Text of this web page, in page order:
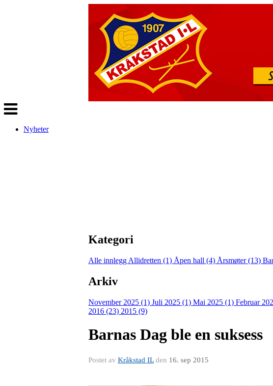
Veksle
navigasjon
Nyheter
Kategori
Alle innlegg Allidretten (1) Åpen hall (4) Årsmøter (13)
Arkiv
November 2025 (1) Juli 2025 (1) Mai 2025 (1) Februar
2016 (23) 2015 (9)
Barnas Dag ble en suksess
Postet av Kråkstad ILden 16. sep 2015